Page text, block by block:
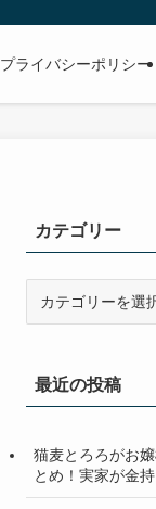
プライバシーポリシー
カテゴリー
ー最近の投稿
猫麦とろろがお
とめ！実家が金